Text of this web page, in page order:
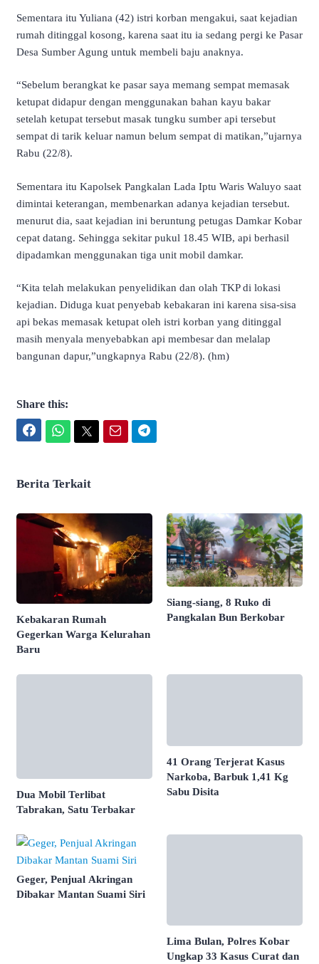
Sementara itu Yuliana (42) istri korban mengakui, saat kejadian
rumah ditinggal kosong, karena saat itu ia sedang pergi ke Pasar
Desa Sumber Agung untuk membeli baju anaknya.
“Sebelum berangkat ke pasar saya memang sempat memasak
ketupat didapur dengan menggunakan bahan kayu bakar
setelah ketupat tersebut masak tungku sumber api tersebut
sempat di tarik keluar namun belum sempat di matikan,”ujarnya
Rabu (22/8).
Sementara itu Kapolsek Pangkalan Lada Iptu Waris Waluyo saat
dimintai keterangan, membenarkan adanya kejadian tersebut.
menurut dia, saat kejadian ini beruntung petugas Damkar Kobar
cepat datang. Sehingga sekitar pukul 18.45 WIB, api berhasil
dipadamkan menggunakan tiga unit mobil damkar.
“Kita telah melakukan penyelidikan dan olah TKP di lokasi
kejadian. Diduga kuat penyebab kebakaran ini karena sisa-sisa
api bekas memasak ketupat oleh istri korban yang ditinggal
masih menyala menyebabkan api membesar dan melalap
bangunan dapur,”ungkapnya Rabu (22/8). (hm)
Share this:
Berita Terkait
Kebakaran Rumah
Gegerkan Warga Kelurahan
Baru
Siang-siang, 8 Ruko di
Pangkalan Bun Berkobar
Dua Mobil Terlibat
Tabrakan, Satu Terbakar
41 Orang Terjerat Kasus
Narkoba, Barbuk 1,41 Kg
Sabu Disita
Geger, Penjual Akringan
Dibakar Mantan Suami Siri
Lima Bulan, Polres Kobar
Ungkap 33 Kasus Curat dan